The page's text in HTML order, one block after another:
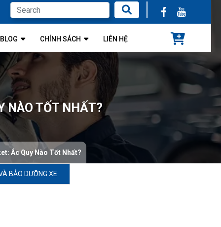
BLOG CHÍNH SÁCH LIÊN HỆ
NÀO TỐT NHẤT?
Ắc Quy Nào Tốt Nhất?
BẢO DƯỠNG XE